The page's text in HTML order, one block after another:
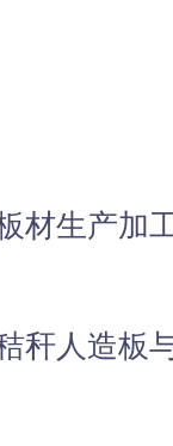
材生产加
秆人造板